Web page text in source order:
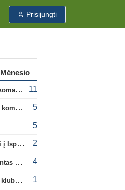
Prisijungti
Mėnesio
Rodri apsisprendė dėl naujos komandos
11
A. Tapinas: „Iš europinio lygio komandos gavom gerų pamokų“ 5
5
C. Romero karjera gali pakrypti į Ispaniją 2
Argentinos federacijos prezidentas C. Tapia negailėjo pagyrų G. Infantino 4
Oficialu: „Leeds“ už rekordinę klubui sumą įsigijo Anglijos rinktinės vartininką 1